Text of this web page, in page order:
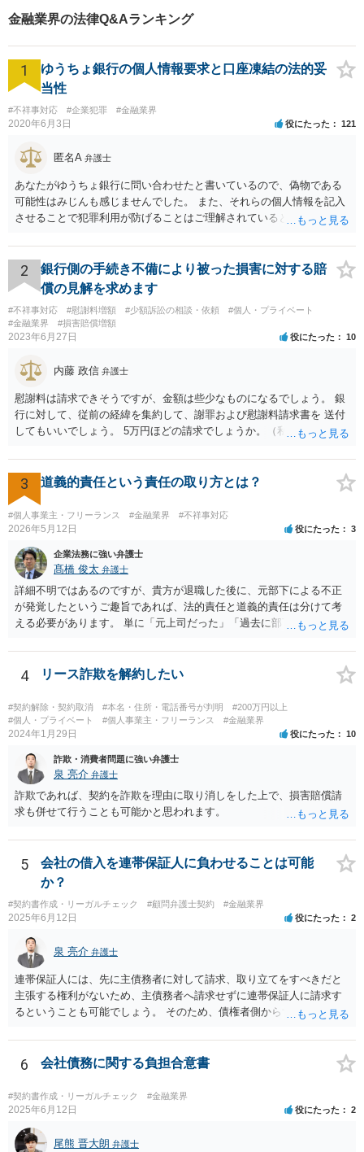
金融業界の法律Q&Aランキング
1
ゆうちょ銀行の個人情報要求と口座凍結の法的妥
当性
#不祥事対応 #企業犯罪 #金融業界
2020年6月3日 役にたった 121
匿名A 弁護士
あなたがゆうちょ銀行に問い合わせたと書いているので、偽物である
可能性はみじんも感じませんでした。 また、それらの個人情報を記入
させることで犯罪利用が防げることはご理解されているとおりです。
士に同意を求めているだけです。 最初の回答では分かりづらかったの
かもしれませんが、質問にわかりやすく答えると「法的に許される」
が答えになります。 補足でアドバイスしておきますと、今私に反論し
てきたその内容をゆうちょ銀行にぶつければいいとおもいます。 もっ
とも、ぶつけられたゆうちょ銀行があなたと契約するかは法律上ゆう
ちょ銀行の自由です。
2
銀行側の手続き不備により被った損害に対する賠
償の見解を求めます
#不祥事対応 #慰謝料増額 #少額訴訟の相談・依頼
#個人・プライベート
#金融業界
#損害賠償増額
2023年6月27日 役にたった 10
内藤 政信 弁護士
慰謝料は請求できそうですが、金額は些少なものになるでしょう。 銀
行に対して、従前の経緯を集約して、謝罪および慰謝料請求書を 送付
してもいいでしょう。 5万円ほどの請求でしょうか。（私見）
3 道義的責任という責任の取り方とは？
#個人事業主・フリーランス #金融業界 #不祥事対応
2026年5月12日 役にたった 3
企業法務に強い弁護士
髙橋 俊太 弁護士
詳細不明ではあるのですが、貴方が退職した後に、元部下による不正
が発覚したというご趣旨であれば、法的責任と道義的責任は分けて考
える必要があります。 単に「元上司だった」「過去に部下だった」と
りません。会社が貴方に損害賠償請求をするには、在職中の管理監督
義務違反、引継ぎの不備、不正の兆候を知りながら放置したことな
ど、具体的な義務違反と損害との因果関係を主張・立証する必要があ
ります。なお、在職中から会計処理や現金管理の不自然さを認識して
いた、部下に過度な権限を与えたまま放置していた、退職時に重要な
情報を引き継がなかった等の事情があれば、会社から問題視される可
能性はあるでしょう。 対応としては、まず会社から何を求められてい
るのかを明確にすることが重要です。謝罪、調査協力、金銭負担、始
末書提出など、求められている内容によって対応は異なります。不用
意に責任を認める文書を作成したり、損害負担を約束したりすること
は避けるべきです。一方で、在職中の業務内容、権限分掌、引継ぎ資
いる場合には、会社とのやり取りを保存し、弁護士に相談したうえで
対応なさった方がよいでしょう。
4 リース詐欺を解約したい
#契約解除・契約取消 #本名・住所・電話番号が判明
#200万円以上
#個人・プライベート
#個人事業主・フリーランス #金融業界
2024年1月29日 役にたった 10
詐欺・消費者問題に強い弁護士
泉 亮介 弁護士
詐欺であれば、契約を詐欺を理由に取り消しをした上で、損害賠償請
求も併せて行うことも可能かと思われます。
5
会社の借入を連帯保証人に負わせることは可能
か？
#契約書作成・リーガルチェック #顧問弁護士契約 #金融業界
2025年6月12日 役にたった 2
泉 亮介 弁護士
連帯保証人には、先に主債務者に対して請求、取り立てをすべきだと
主張する権利がないため、主債務者へ請求せずに連帯保証人に請求す
るということも可能でしょう。 そのため、債権者側からすれば、会社
求しても良いものとなります。
6 会社債務に関する負担合意書
#契約書作成・リーガルチェック #金融業界
2025年6月12日 役にたった 2
尾熊 晋大朗 弁護士